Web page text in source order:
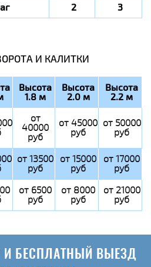
2 3
И КАЛИТКИ
Высота
1.8 м
Высота
2.0 м
Высота
2.2 м
от
40000
руб
от 45000
руб
от 50000
руб
от 13500
руб
от 15000
руб
от 17000
руб
от 6500
руб
от 8000
руб
от 21000
руб
И БЕСПЛАТНЫЙ ВЫЕЗД